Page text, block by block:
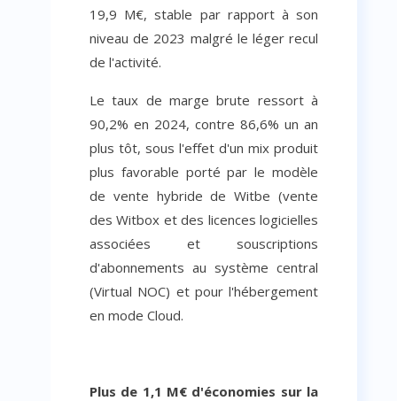
19,9 M€, stable par rapport à son
niveau de 2023 malgré le léger recul
de l'activité.
Le taux de marge brute ressort à
90,2% en 2024, contre 86,6% un an
plus tôt, sous l'effet d'un mix produit
plus favorable porté par le modèle
de vente hybride de Witbe (vente
des Witbox et des licences logicielles
associées et souscriptions
d'abonnements au système central
(Virtual NOC) et pour l'hébergement
en mode Cloud.
Plus de 1,1 M€ d'économies sur la